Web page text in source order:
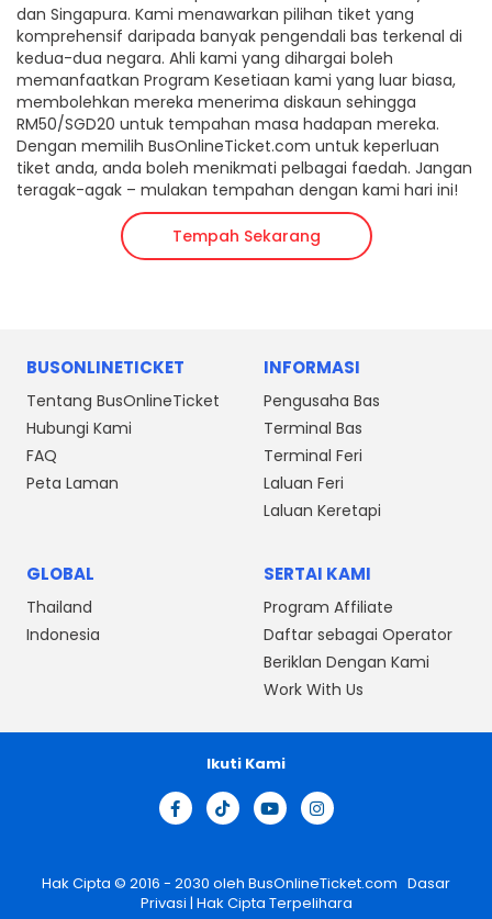
dan Singapura. Kami menawarkan pilihan tiket yang
komprehensif daripada banyak pengendali bas terkenal di
kedua-dua negara. Ahli kami yang dihargai boleh
memanfaatkan Program Kesetiaan kami yang luar biasa,
membolehkan mereka menerima diskaun sehingga
RM50/SGD20 untuk tempahan masa hadapan mereka.
Dengan memilih BusOnlineTicket.com untuk keperluan
tiket anda, anda boleh menikmati pelbagai faedah. Jangan
teragak-agak – mulakan tempahan dengan kami hari ini!
Tempah Sekarang
BUSONLINETICKET
Tentang BusOnlineTicket
Hubungi Kami
FAQ
Peta Laman
INFORMASI
Pengusaha Bas
Terminal Bas
Terminal Feri
Laluan Feri
Laluan Keretapi
GLOBAL
Thailand
Indonesia
SERTAI KAMI
Program Affiliate
Daftar sebagai Operator
Beriklan Dengan Kami
Work With Us
Hak Cipta © 2016 - 2030 oleh BusOnlineTicket.com Dasar
Privasi | Hak Cipta Terpelihara
Ikuti Kami